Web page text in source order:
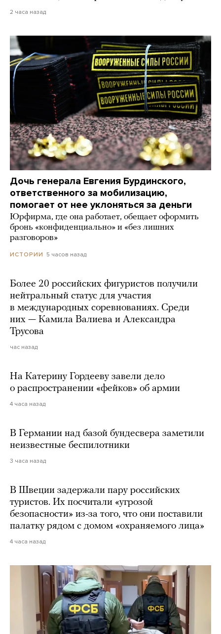
2 часа назад
Дочь генерала Евгения Бурдинского,
ответственного за мобилизацию,
помогает от нее уклоняться за деньги
Юрфирма, где она работает, обещает оформить
бронь «конфиденциально» и «без лишних
разговоров»
ИСТОРИИ 5 часов назад
Более 20 российских фигуристов получили
нейтральный статус для участия
в международных соревнованиях. Среди
них — Камила Валиева и Александра
Трусова
час назад
На Катерину Гордееву завели дело
о распространении «фейков» об армии
4 часа назад
В Германии над базой бундесвера заметили
неизвестные беспилотники
3 часа назад
В Швеции задержали пару российских
туристов. Их посчитали «угрозой
безопасности» из-за того, что они поставили
палатку рядом с домом «охраняемого лица»
4 часа назад